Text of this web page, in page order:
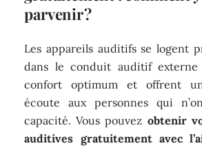
parvenir ?
Les appareils auditifs se logent
dans le conduit auditif externe
confort optimum et offrent
écoute aux personnes qui
capacité. Vous pouvez obtenir
auditives gratuitement avec